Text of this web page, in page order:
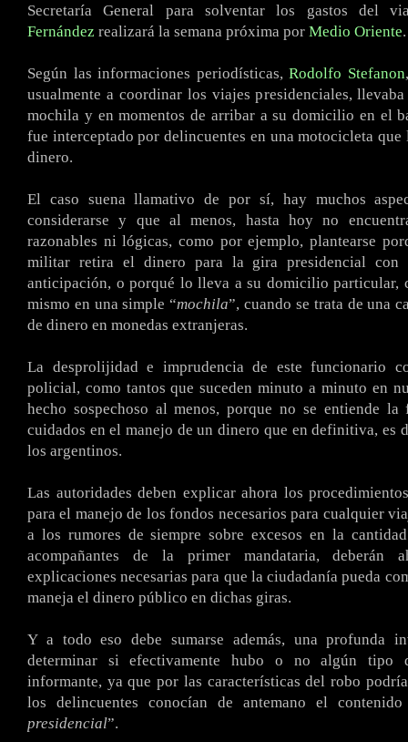
Secretaría General para solventar los gastos del
Fernández realizará la semana próxima por Medio Oriente.
Según las informaciones periodísticas, Rodolfo Stefanon
usualmente a coordinar los viajes presidenciales,
mochila y en momentos de arribar a su domicilio en el
fue interceptado por delincuentes en una motocicleta
dinero.
El caso suena llamativo de por sí, hay muchos
considerarse y que al menos, hasta hoy no
razonables ni lógicas, como por ejemplo, plantearse
militar retira el dinero para la gira presidencial con
anticipación, o porqué lo lleva a su domicilio particular,
mismo en una simple “mochila”, cuando se trata de una
de dinero en monedas extranjeras.
La desprolijidad e imprudencia de este funcionario
policial, como tantos que suceden minuto a minuto en
hecho sospechoso al menos, porque no se entiende la
cuidados en el manejo de un dinero que en definitiva, es
los argentinos.
Las autoridades deben explicar ahora los
para el manejo de los fondos necesarios para cualquier
a los rumores de siempre sobre excesos en la
acompañantes de la primer mandataria, deberán
explicaciones necesarias para que la ciudadanía pueda
maneja el dinero público en dichas giras.
Y a todo eso debe sumarse además, una profunda
determinar si efectivamente hubo o no algún tipo
informante, ya que por las características del robo
los delincuentes conocían de antemano el
presidencial”.